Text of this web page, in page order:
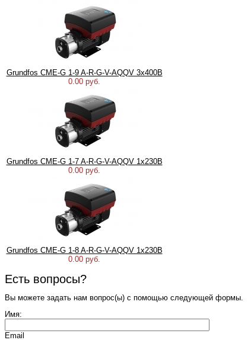
Grundfos CME-G 1-9 A-R-G-V-AQQV 3х400В
0.00 руб.
Grundfos CME-G 1-7 A-R-G-V-AQQV 1х230В
0.00 руб.
Grundfos CME-G 1-8 A-R-G-V-AQQV 1х230В
0.00 руб.
Есть вопросы?
Вы можете задать нам вопрос(ы) с помощью следующей формы.
Имя:
Email